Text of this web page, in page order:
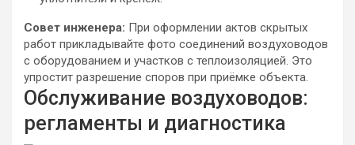
Совет инженера: При оформлении актов скрытых
работ прикладывайте фото соединений воздуховодов
с оборудованием и участков с теплоизоляцией. Это
упростит разрешение споров при приёмке объекта.
Обслуживание воздуховодов:
регламенты и диагностика